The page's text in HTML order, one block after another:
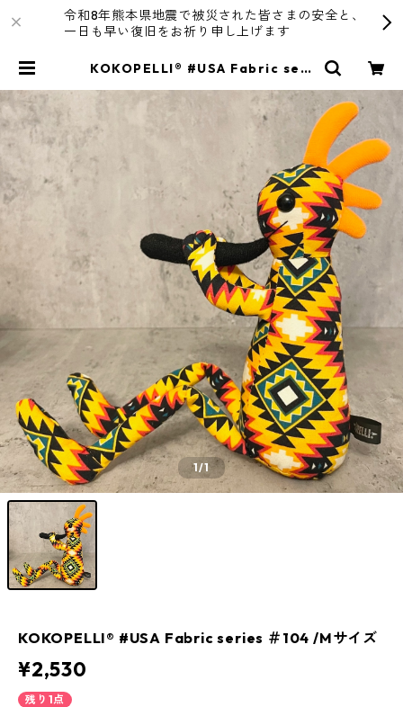
令和8年熊本県地震で被災された皆さまの安全と、
一日も早い復旧をお祈り申し上げます
KOKOPELLI® #USA Fabric seri
1/1
KOKOPELLI® #USA Fabric series ＃104 /Mサイズ
¥2,530
残り1点